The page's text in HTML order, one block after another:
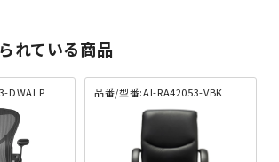
れている商品
DWALP 品番/型番:AI-RA42053-VBK